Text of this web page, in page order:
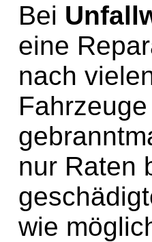
Bei
eine
nach
nur Raten
wie